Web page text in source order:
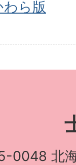
ら版
0048 北